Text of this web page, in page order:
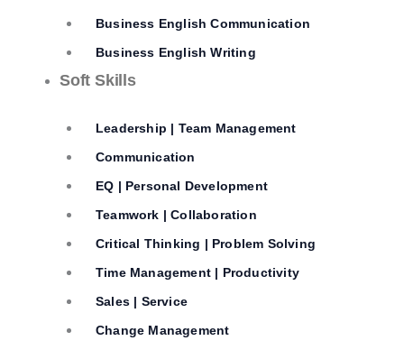
Business English Communication
Business English Writing
Soft Skills
Leadership | Team Management
Communication
EQ | Personal Development
Teamwork | Collaboration
Critical Thinking | Problem Solving
Time Management | Productivity
Sales | Service
Change Management